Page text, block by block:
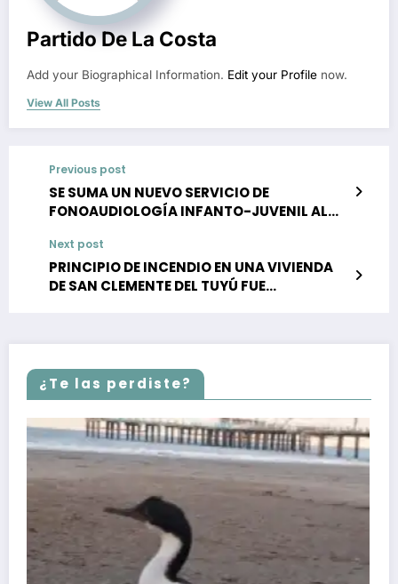
Partido De La Costa
Add your Biographical Information. Edit your Profile now.
View All Posts
Previous post
SE SUMA UN NUEVO SERVICIO DE
FONOAUDIOLOGÍA INFANTO-JUVENIL AL
Next post
PRINCIPIO DE INCENDIO EN UNA VIVIENDA
DE SAN CLEMENTE DEL TUYÚ FUE
¿Te las perdiste?